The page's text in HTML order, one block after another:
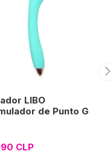
LIBO
de Punto G
CLP